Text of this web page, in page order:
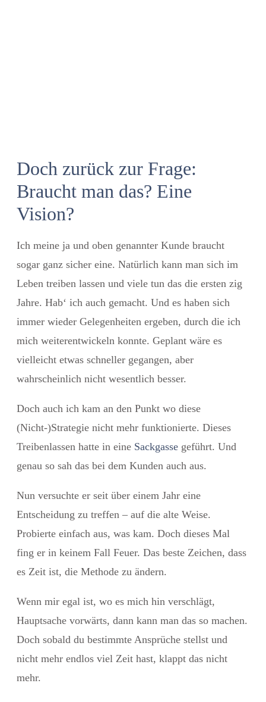
Doch zurück zur Frage:
Braucht man das? Eine
Vision?
Ich meine ja und oben genannter Kunde braucht
sogar ganz sicher eine. Natürlich kann man sich im
Leben treiben lassen und viele tun das die ersten zig
Jahre. Hab‘ ich auch gemacht. Und es haben sich
immer wieder Gelegenheiten ergeben, durch die ich
mich weiterentwickeln konnte. Geplant wäre es
vielleicht etwas schneller gegangen, aber
wahrscheinlich nicht wesentlich besser.
Doch auch ich kam an den Punkt wo diese
(Nicht-)Strategie nicht mehr funktionierte. Dieses
Treibenlassen hatte in eine Sackgasse geführt. Und
genau so sah das bei dem Kunden auch aus.
Nun versuchte er seit über einem Jahr eine
Entscheidung zu treffen – auf die alte Weise.
Probierte einfach aus, was kam. Doch dieses Mal
fing er in keinem Fall Feuer. Das beste Zeichen, dass
es Zeit ist, die Methode zu ändern.
Wenn mir egal ist, wo es mich hin verschlägt,
Hauptsache vorwärts, dann kann man das so machen.
Doch sobald du bestimmte Ansprüche stellst und
nicht mehr endlos viel Zeit hast, klappt das nicht
mehr.